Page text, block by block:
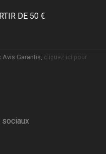
DE 50 €
Avis Garantis, cliquez ici pour
sociaux